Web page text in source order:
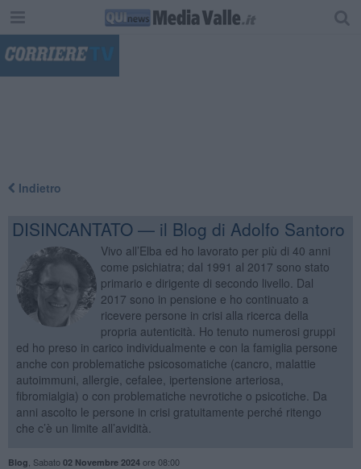
Indietro
DISINCANTATO — il Blog di Adolfo Santoro
Vivo all’Elba ed ho lavorato per più di 40 anni
come psichiatra; dal 1991 al 2017 sono stato
primario e dirigente di secondo livello. Dal
2017 sono in pensione e ho continuato a
ricevere persone in crisi alla ricerca della
propria autenticità. Ho tenuto numerosi gruppi
ed ho preso in carico individualmente e con la famiglia persone
anche con problematiche psicosomatiche (cancro, malattie
autoimmuni, allergie, cefalee, ipertensione arteriosa,
fibromialgia) o con problematiche nevrotiche o psicotiche. Da
anni ascolto le persone in crisi gratuitamente perché ritengo
che c’è un limite all’avidità.
Blog Sabato 02 Novembre 2024ore 08:00